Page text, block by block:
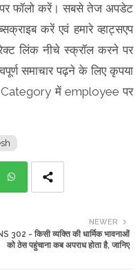
फॉलो करें। सबसे तेज अपडेट
करें एवं हमारे व्हाट्सएप
लिंक नीचे स्क्रॉल करने पर
समाचार पढ़ने के लिए कृपया
में employee पर
ats
NEWER
302 - किसी व्यक्ति की धार्मिक भावनाओं
को ठेस पहुंचाना कब अपराध होता है, जानिए